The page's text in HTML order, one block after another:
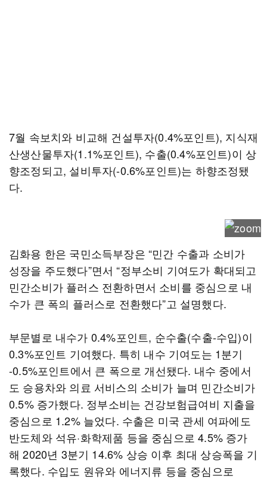
7월 속보치와 비교해 건설투자(0.4%포인트), 지식재
산생산물투자(1.1%포인트), 수출(0.4%포인트)이 상
향조정되고, 설비투자(-0.6%포인트)는 하향조정됐
다.
김화용 한은 국민소득부장은 “민간 수출과 소비가
성장을 주도했다”면서 “정부소비 기여도가 확대되고
민간소비가 플러스 전환하면서 소비를 중심으로 내
수가 큰 폭의 플러스로 전환했다”고 설명했다.
부문별로 내수가 0.4%포인트, 순수출(수출-수입)이
0.3%포인트 기여했다. 특히 내수 기여도는 1분기
-0.5%포인트에서 큰 폭으로 개선됐다. 내수 중에서
도 승용차와 의료 서비스의 소비가 늘며 민간소비가
0.5% 증가했다. 정부소비는 건강보험급여비 지출을
중심으로 1.2% 늘었다. 수출은 미국 관세 여파에도
반도체와 석유·화학제품 등을 중심으로 4.5% 증가
해 2020년 3분기 14.6% 상승 이후 최대 상승폭을 기
록했다. 수입도 원유와 에너지류 등을 중심으로